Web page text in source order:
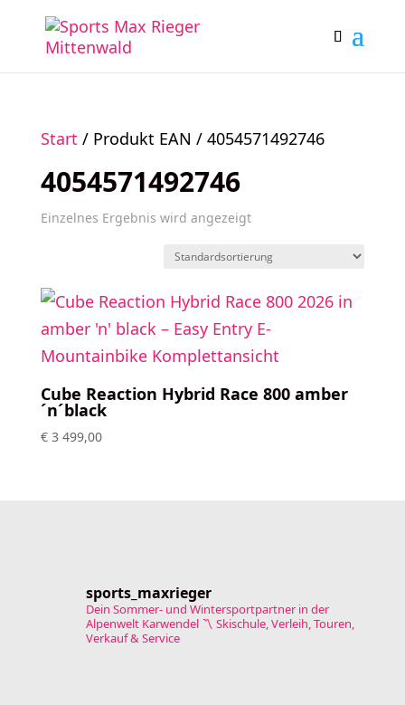
Start / Produkt EAN / 4054571492746
4054571492746
Einzelnes Ergebnis wird angezeigt
Cube Reaction Hybrid Race 800 amber
´n´black
€3 499,00
sports_maxrieger
Dein Sommer- und Wintersportpartner in der
Alpenwelt Karwendel〽️ Skischule, Verleih, Touren,
Verkauf & Service